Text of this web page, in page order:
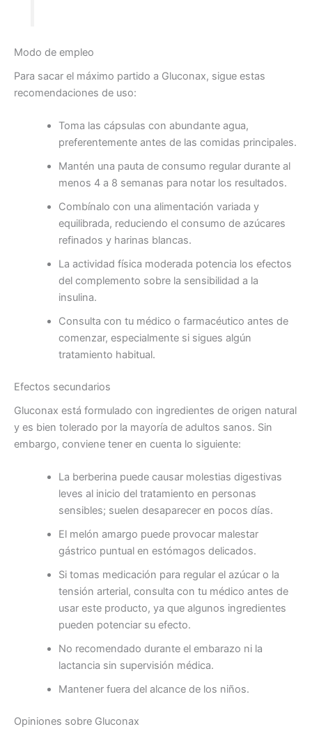
Modo de empleo
Para sacar el máximo partido a Gluconax, sigue estas
recomendaciones de uso:
Toma las cápsulas con abundante agua,
preferentemente antes de las comidas principales.
Mantén una pauta de consumo regular durante al
menos 4 a 8 semanas para notar los resultados.
Combínalo con una alimentación variada y
equilibrada, reduciendo el consumo de azúcares
refinados y harinas blancas.
La actividad física moderada potencia los efectos
del complemento sobre la sensibilidad a la
insulina.
Consulta con tu médico o farmacéutico antes de
comenzar, especialmente si sigues algún
tratamiento habitual.
Efectos secundarios
Gluconax está formulado con ingredientes de origen natural
y es bien tolerado por la mayoría de adultos sanos. Sin
embargo, conviene tener en cuenta lo siguiente:
La berberina puede causar molestias digestivas
leves al inicio del tratamiento en personas
sensibles; suelen desaparecer en pocos días.
El melón amargo puede provocar malestar
gástrico puntual en estómagos delicados.
Si tomas medicación para regular el azúcar o la
tensión arterial, consulta con tu médico antes de
usar este producto, ya que algunos ingredientes
pueden potenciar su efecto.
No recomendado durante el embarazo ni la
lactancia sin supervisión médica.
Mantener fuera del alcance de los niños.
Opiniones sobre Gluconax